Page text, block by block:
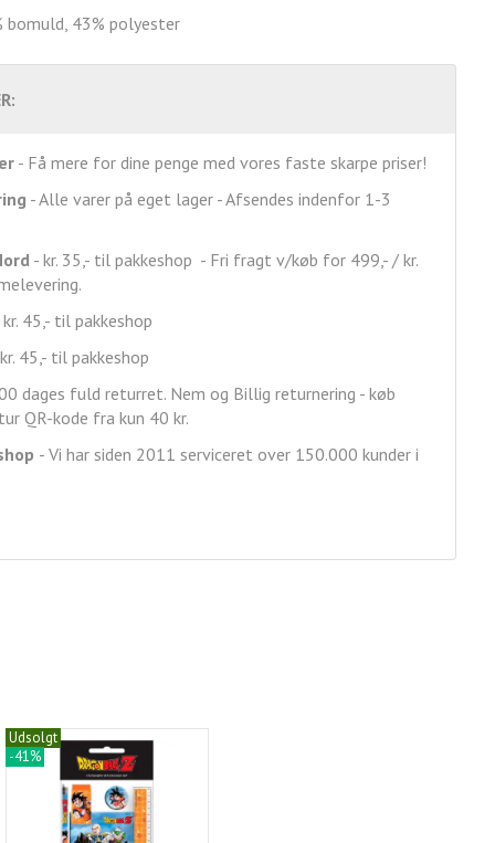
bomuld, 43% polyester
- Få mere for dine penge med vores faste skarpe priser!
- Alle varer på eget lager - Afsendes indenfor 1-3
- kr. 35,- til pakkeshop - Fri fragt v/køb for 499,- / kr.
45,- til pakkeshop
45,- til pakkeshop
dages fuld returret. Nem og Billig returnering - køb
QR-kode fra kun 40 kr.
- Vi har siden 2011 serviceret over 150.000 kunder i
Udsolgt
-41%